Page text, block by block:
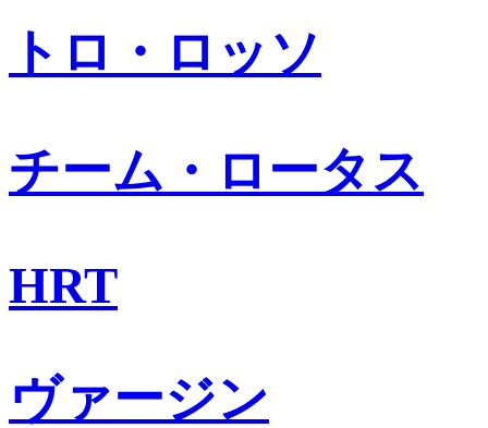
トロ・ロッソ
チーム・ロータス
HRT
ヴァージン